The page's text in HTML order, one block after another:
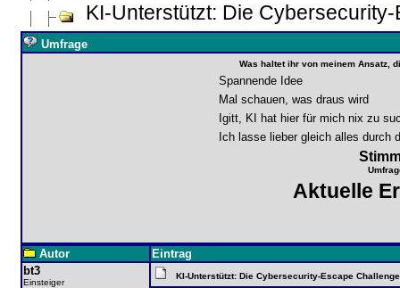
KI-Unterstützt: Die
Umfrage
Was haltet ihr von meinem Ansatz,
Spannende Idee
Mal schauen, was draus wird
Igitt, KI hat hier für mich nix zu
Ich lasse lieber gleich alles durch
Aktuelle
Autor
Eintrag
bt3
Einsteiger
KI-Unterstützt: Die Cybersecurity-Escape Challenge